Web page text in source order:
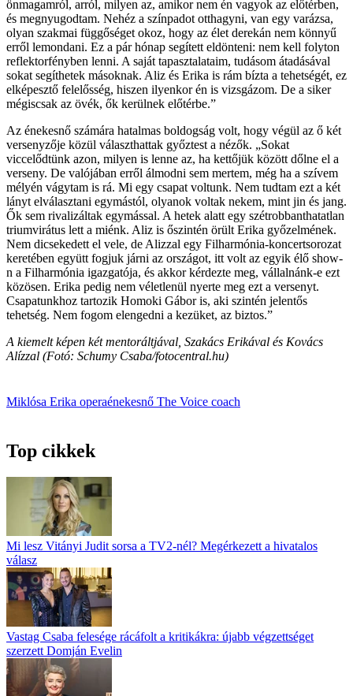
önmagamról, arról, milyen az, amikor nem én vagyok az előtérben,
és megnyugodtam. Nehéz a színpadot otthagyni, van egy varázsa,
olyan szakmai függőséget okoz, hogy az élet derekán nem könnyű
erről lemondani. Ez a pár hónap segített eldönteni: nem kell folyton
reflektorfényben lenni. A saját tapasztalataim, tudásom átadásával
sokat segíthetek másoknak. Aliz és Erika is rám bízta a tehetségét, ez
elképesztő felelősség, hiszen ilyenkor én is vizsgázom. De a siker
mégiscsak az övék, ők kerülnek előtérbe.”
Az énekesnő számára hatalmas boldogság volt, hogy végül az ő két
versenyzője közül választhattak győztest a nézők. „Sokat
viccelődtünk azon, milyen is lenne az, ha kettőjük között dőlne el a
verseny. De valójában erről álmodni sem mertem, még ha a szívem
mélyén vágytam is rá. Mi egy csapat voltunk. Nem tudtam ezt a két
lányt elválasztani egymástól, olyanok voltak nekem, mint jin és jang.
Ők sem rivalizáltak egymással. A hetek alatt egy szétrobbanthatatlan
triumvirátus lett a miénk. Aliz is őszintén örült Erika győzelmének.
Nem dicsekedett el vele, de Alizzal egy Filharmónia-koncertsorozat
keretében együtt fogjuk járni az országot, itt volt az egyik élő show-
n a Filharmónia igazgatója, és akkor kérdezte meg, vállalnánk-e ezt
közösen. Erika pedig nem véletlenül nyerte meg ezt a versenyt.
Csapatunkhoz tartozik Homoki Gábor is, aki szintén jelentős
tehetség. Nem fogom elengedni a kezüket, az biztos.”
A kiemelt képen két mentoráltjával, Szakács Erikával és Kovács
Alízzal (Fotó: Schumy Csaba/fotocentral.hu)
Miklósa Erika operaénekesnő The Voice coach
Top cikkek
Mi lesz Vitányi Judit sorsa a TV2-nél? Megérkezett a hivatalos
válasz
Vastag Csaba felesége rácáfolt a kritikákra: újabb végzettséget
szerzett Domján Evelin